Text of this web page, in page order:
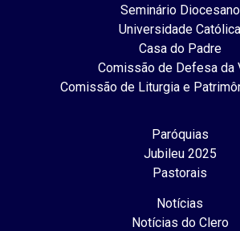
Seminário Diocesano
Universidade Católica
Casa do Padre
Comissão de Defesa da
Comissão de Liturgia e
Paróquias
Jubileu 2025
Pastorais
Notícias
Notícias do Clero